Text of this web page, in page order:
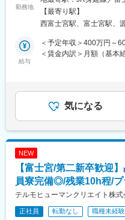
境が整っており、ワーク
■当社の魅力：
「介護がいらない社会づ
学診療用電位治療器（電
健康を考え続ける企業で
も、多少御対応いただき
ーに移行し、30名近くを
す。フォロー対象の社員
非常に穏やかで温和な社
■業務内容：具体的な内
リーダー業務として、試
ていただきます。
【理化学試験の仕事内容】
GMP及びQMSに基づく
ります。
【機能試験の仕事内容】
部材や製品の汚れやキズ
検査／製品の機能性を確
示や取扱説明書の目視・
勤務地
の範囲：会社の定める事業
【最寄り駅】
西富士宮駅、富士宮駅、
給与
＜予定年収＞400万円～
＜賃金内訳＞月額（基本
給(月額)は固定手当を含
気になる
NEW
【富士宮/第二新卒歓迎
員寮完備◎/残業10h程/
テルモヒューマンクリエイト株式
正社員 転勤なし 職種未経